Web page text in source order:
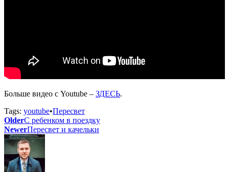
Больше видео с Youtube – ЗДЕСЬ.
Tags: youtube•Пересвет
OlderС ребенком в поездку
NewerПересвет и качельки